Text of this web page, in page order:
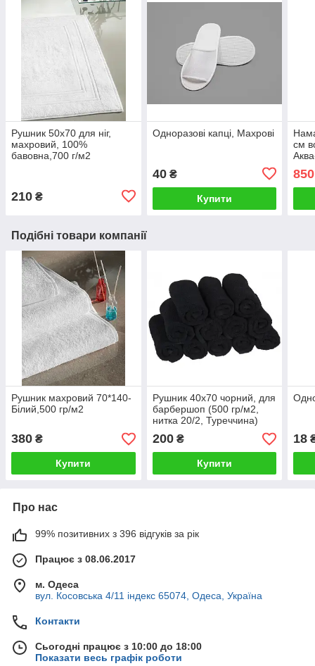
Рушник 50х70 для ніг,
махровий, 100%
бавовна,700 г/м2
210 ₴
Одноразові капці, Махрові
40₴
Купити
см
850
Подібні товари компанії
Рушник махровий 70*140-
Білий,500 гр/м2
380 ₴
Купити
Рушник 40х70 чорний, для
барбершоп (500 гр/м2,
нитка 20/2, Туреччина)
200₴
Купити
18
Про нас
99% позитивних з 396 відгуків за рік
Працює з 08.06.2017
м. Одеса
вул. Косовська 4/11 індекс 65074, Одеса, Україна
Контакти
Сьогодні працює з 10:00 до 18:00
Показати весь графік роботи